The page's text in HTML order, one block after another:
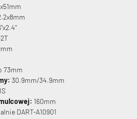
73mm
30.9mm/34.9mm
IS
160mm
DART-A10901